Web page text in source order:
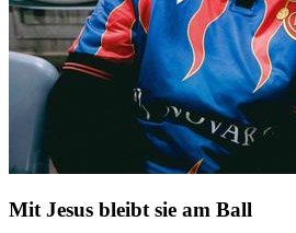
Mit Jesus bleibt sie am Ball